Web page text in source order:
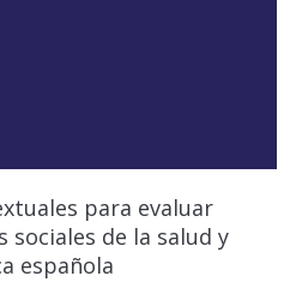
para evaluar
sociales de la salud y
española